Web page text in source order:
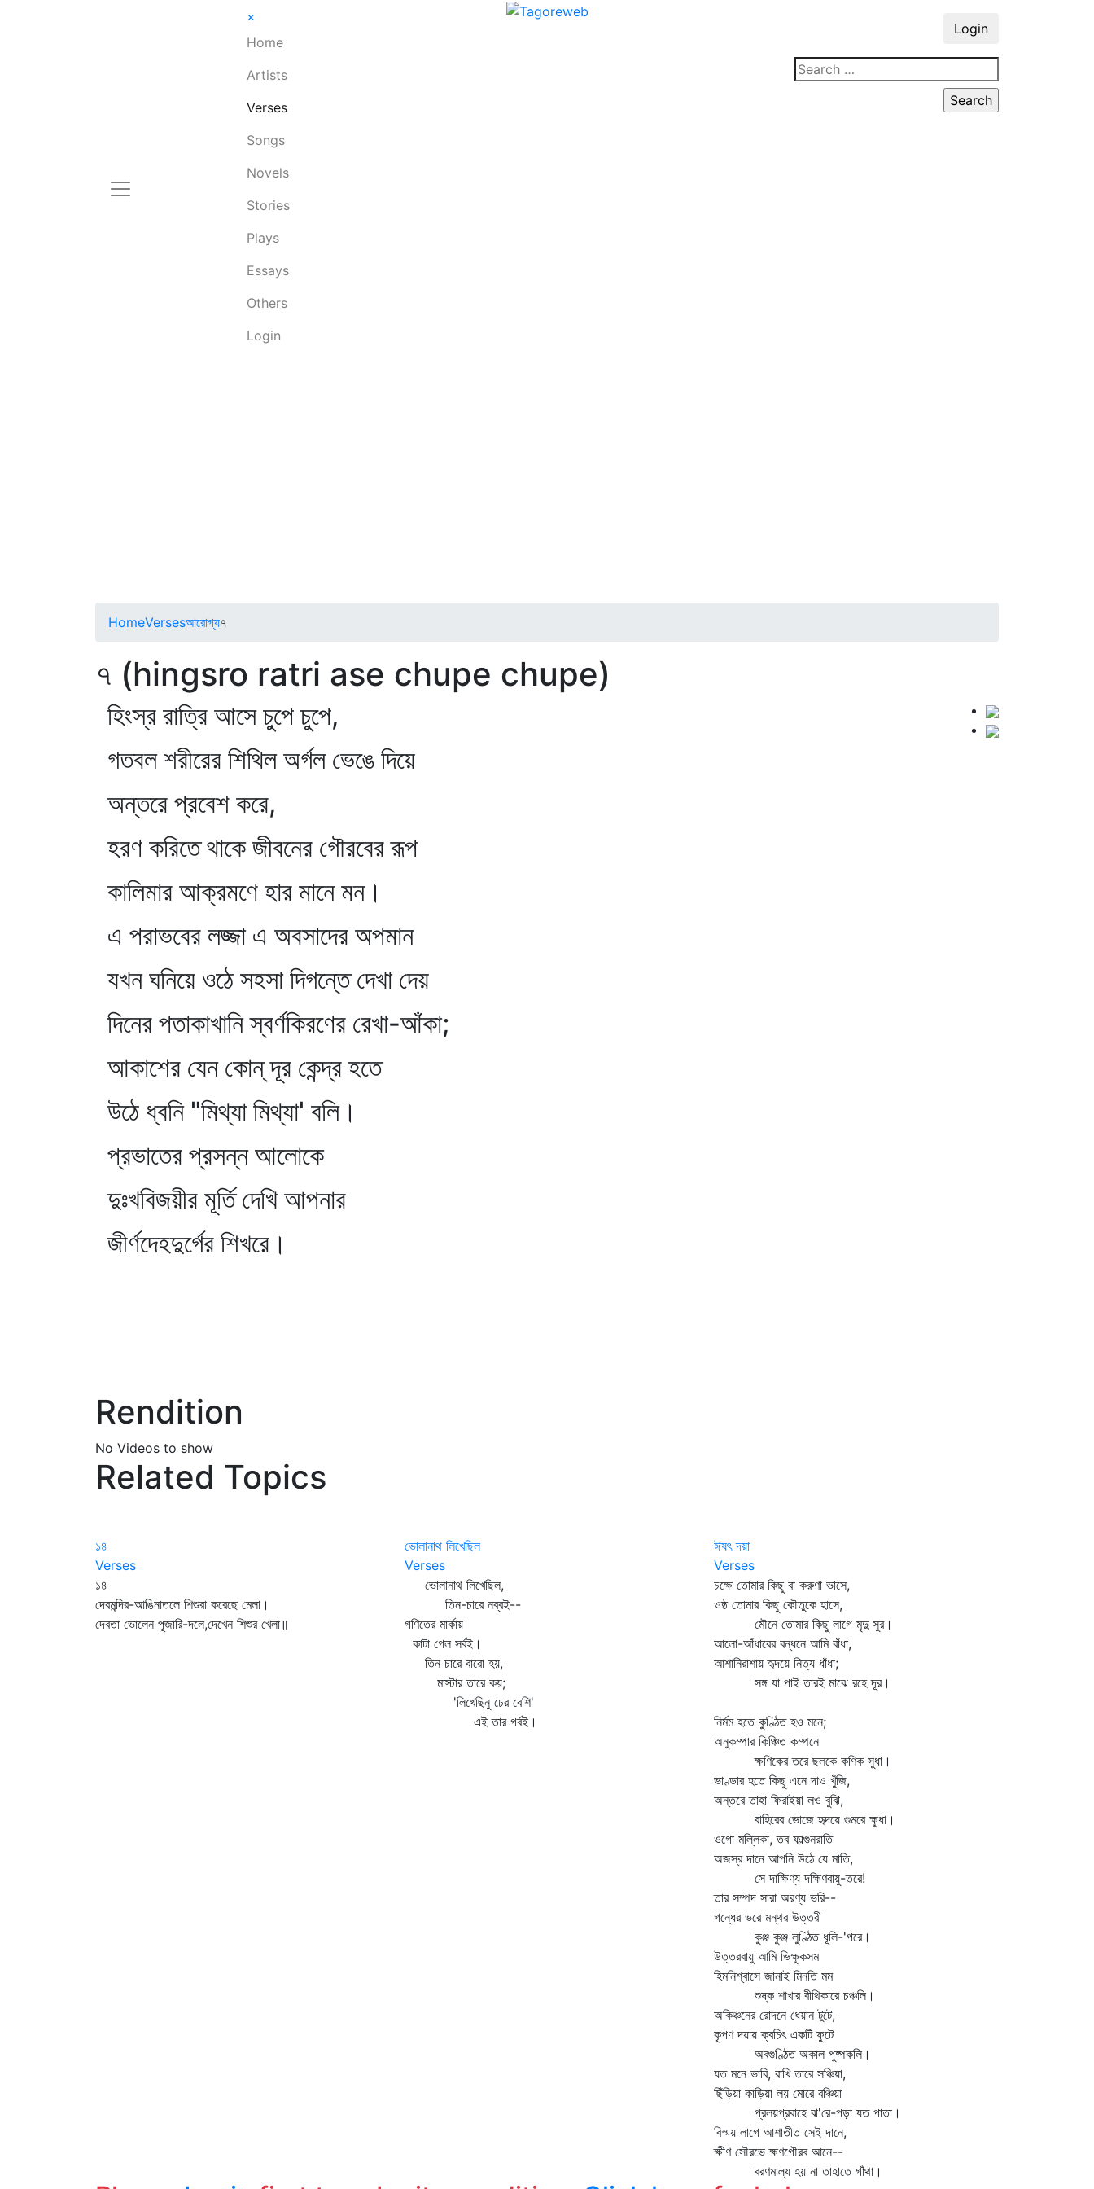
×
Home
Artists
Verses
Songs
Novels
Stories
Plays
Essays
Others
Login
Login
HomeVersesআরোগ্য৭
৭ (hingsro ratri ase chupe chupe)
হিংস্র রাত্রি আসে চুপে চুপে,
গতবল শরীরের শিথিল অর্গল ভেঙে দিয়ে
অন্তরে প্রবেশ করে,
হরণ করিতে থাকে জীবনের গৌরবের রূপ
কালিমার আক্রমণে হার মানে মন।
এ পরাভবের লজ্জা এ অবসাদের অপমান
যখন ঘনিয়ে ওঠে সহসা দিগন্তে দেখা দেয়
দিনের পতাকাখানি স্বর্ণকিরণের রেখা-আঁকা;
আকাশের যেন কোন্‌ দূর কেন্দ্র হতে
উঠে ধ্বনি "মিথ্যা মিথ্যা' বলি।
প্রভাতের প্রসন্ন আলোকে
দুঃখবিজয়ীর মূর্তি দেখি আপনার
জীর্ণদেহদুর্গের শিখরে।
Rendition
No Videos to show
Related Topics
১৪
Verses
১৪
দেবমন্দির-আঙিনাতলে শিশুরা করেছে মেলা।
দেবতা ভোলেন পূজারি-দলে,দেখেন শিশুর খেলা॥
ভোলানাথ লিখেছিল
Verses
ভোলানাথ লিখেছিল,
তিন-চারে নব্বই--
গণিতের মার্কায়
কাটা গেল সর্বই।
তিন চারে বারো হয়,
মাস্টার তারে কয়;
'লিখেছিনু ঢের বেশি'
এই তার গর্বই।
ঈষৎ দয়া
Verses
চক্ষে তোমার কিছু বা করুণা ভাসে,
ওষ্ঠ তোমার কিছু কৌতুকে হাসে,
মৌনে তোমার কিছু লাগে মৃদু সুর।
আলো-আঁধারের বন্ধনে আমি বাঁধা,
আশানিরাশায় হৃদয়ে নিত্য ধাঁধা;
সঙ্গ যা পাই তারই মাঝে রহে দূর।
নির্মম হতে কুণ্ঠিত হও মনে;
অনুকম্পার কিঞ্চিত কম্পনে
ক্ষণিকের তরে ছলকে কণিক সুধা।
ভাণ্ডার হতে কিছু এনে দাও খুঁজি,
অন্তরে তাহা ফিরাইয়া লও বুঝি,
বাহিরের ভোজে হৃদয়ে গুমরে ক্ষুধা।
ওগো মল্লিকা, তব ফাল্গুনরাতি
অজস্র দানে আপনি উঠে যে মাতি,
সে দাক্ষিণ্য দক্ষিণবায়ু-তরে!
তার সম্পদ সারা অরণ্য ভরি--
গন্ধের ভরে মন্থর উত্তরী
কুঞ্জ কুঞ্জ লুণ্ঠিত ধূলি-'পরে।
উত্তরবায়ু আমি ভিক্ষুকসম
হিমনিশ্বাসে জানাই মিনতি মম
শুষ্ক শাখার বীথিকারে চঞ্চলি।
অকিঞ্চনের রোদনে ধেয়ান টুটে,
কৃপণ দয়ায় ক্বচিৎ একটি ফুটে
অবগুণ্ঠিত অকাল পুষ্পকলি।
যত মনে ভাবি, রাখি তারে সঞ্চিয়া,
ছিঁড়িয়া কাড়িয়া লয় মোরে বঞ্চিয়া
প্রলয়প্রবাহে ঝ'রে-পড়া যত পাতা।
বিস্ময় লাগে আশাতীত সেই দানে,
ক্ষীণ সৌরভে ক্ষণগৌরব আনে--
বরণমাল্য হয় না তাহাতে গাঁথা।